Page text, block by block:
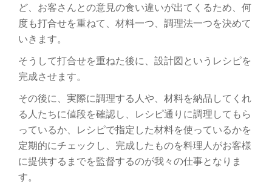
ど、お客さんとの意見の食い違いが出てくるため、何
度も打合せを重ねて、材料一つ、調理法一つを決めて
いきます。
そうして打合せを重ねた後に、設計図というレシピを
完成させます。
その後に、実際に調理する人や、材料を納品してくれ
る人たちに値段を確認し、レシピ通りに調理してもら
っているか、レシピで指定した材料を使っているかを
定期的にチェックし、完成したものを料理人がお客様
に提供するまでを監督するのが我々の仕事となりま
す。